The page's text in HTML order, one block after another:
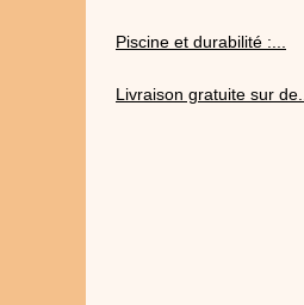
Piscine et durabilité :...
Livraison gratuite sur de...